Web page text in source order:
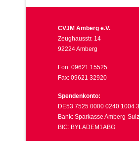
CVJM Amberg e.V.
Zeughausstr. 14
92224 Amberg
Fon: 09621 15525
Fax: 09621 32920
Spendenkonto:
DE53 7525 0000 0240 1004
Bank: Sparkasse Amberg-
BIC: BYLADEM1ABG